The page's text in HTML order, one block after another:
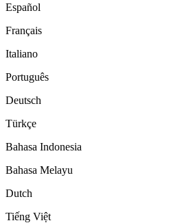
Español
Français
Italiano
Português
Deutsch
Türkçe
Bahasa Indonesia
Bahasa Melayu
Dutch
Tiếng Việt